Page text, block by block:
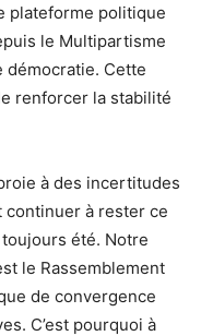
plateforme politique
le Multipartisme
démocratie. Cette
renforcer la stabilité
à des incertitudes
continuer à rester ce
été. Notre
le Rassemblement
de convergence
C’est pourquoi à